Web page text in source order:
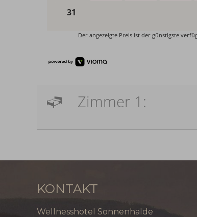
Zimmer 1:
KONTAKT
Wellnesshotel Sonnenhalde